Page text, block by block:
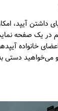
داشتن آیپد،‌
در یک صفحه
خانواده
و می‌خواهید